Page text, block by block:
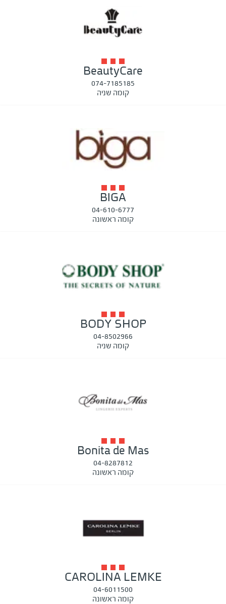
BeautyCare
074-7185185
קומה שניה
BIGA
04-610-6777
קומה ראשונה
BODY SHOP
04-8502966
קומה שניה
Bonita de Mas
04-8287812
קומה ראשונה
CAROLINA LEMKE
04-6011500
קומה ראשונה